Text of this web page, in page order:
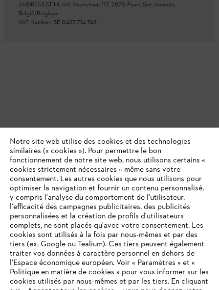
ANDREAS STIHL NV, Veurtstraat 117, 2870 Puurs-Sint-Amands,
België/Belgique
VAT Number: BE 0427.714.768
Notre site web utilise des cookies et des technologies
similaires (« cookies »). Pour permettre le bon
fonctionnement de notre site web, nous utilisons certains «
cookies strictement nécessaires » même sans votre
consentement. Les autres cookies que nous utilisons pour
optimiser la navigation et fournir un contenu personnalisé,
y compris l'analyse du comportement de l'utilisateur,
l'efficacité des campagnes publicitaires, des publicités
personnalisées et la création de profils d'utilisateurs
complets, ne sont placés qu'avec votre consentement. Les
cookies sont utilisés à la fois par nous-mêmes et par des
tiers (ex. Google ou Tealium). Ces tiers peuvent également
traiter vos données à caractère personnel en dehors de
l’Espace économique européen. Voir « Paramètres » et «
Politique en matière de cookies » pour vous informer sur les
cookies utilisés par nous-mêmes et par les tiers. En cliquant